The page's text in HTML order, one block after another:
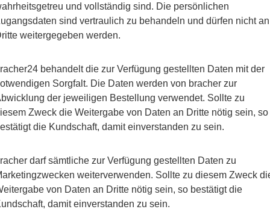
und vollständig sind. Die persönlichen
sind vertraulich zu behandeln und dürfen nicht an
weitergegeben werden.
behandelt die zur Verfügung gestellten Daten mit der
Sorgfalt. Die Daten werden von bracher zur
der jeweiligen Bestellung verwendet. Sollte zu
Zweck die Weitergabe von Daten an Dritte nötig sein, so
die Kundschaft, damit einverstanden zu sein.
darf sämtliche zur Verfügung gestellten Daten zu
weiterverwenden. Sollte zu diesem Zweck
von Daten an Dritte nötig sein, so bestätigt die
damit einverstanden zu sein.